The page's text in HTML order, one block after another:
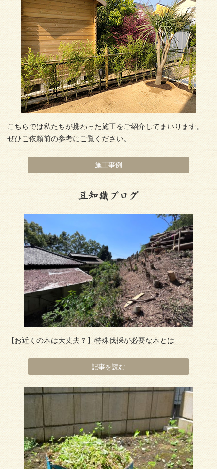
こちらでは私たちが携わった施工をご紹介してまいります。
ぜひご依頼前の参考にご覧ください。
施工事例
豆知識ブログ
【お近くの木は大丈夫？】特殊伐採が必要な木とは
記事を読む